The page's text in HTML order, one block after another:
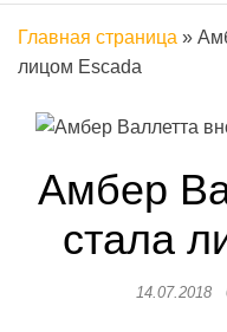
Главная страница »
лицом Escada
Амбер
стала
14.07.2018